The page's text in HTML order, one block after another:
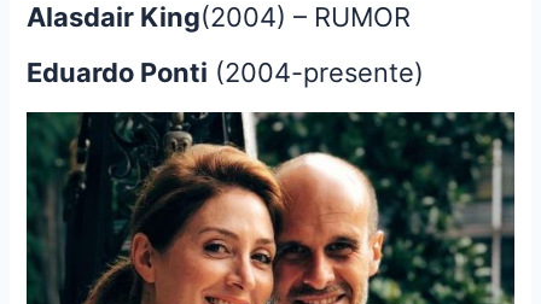
Alasdair King(2004) – RUMOR
Eduardo Ponti (2004-presente)